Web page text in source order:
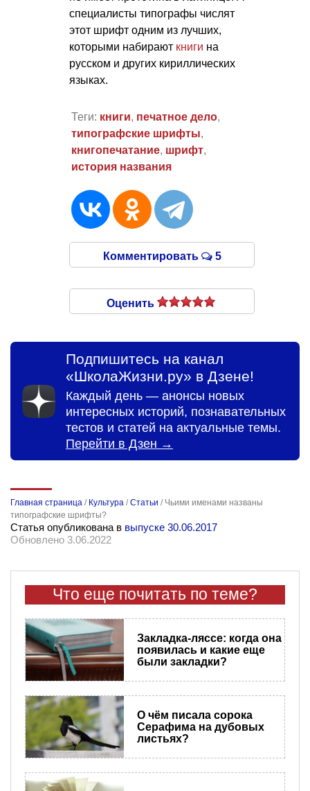
специалисты типографы числят
этот шрифт одним из лучших,
которыми набирают книги на
русском и других кириллических
языках.
Теги: книги, печатное дело,
типографские шрифты,
книгопечатание, шрифт,
история названия
Комментировать 5
Оценить
Подпишитесь на канал
«ШколаЖизни.ру» в Дзене!
Каждый день — анонсы новых
интересных историй, познавательных
тестов и статей на актуальные темы.
Перейти в Дзен →
Главная страница / Культура /Статьи / Чьими именами названы
типографские шрифты?
Статья опубликована в выпуске 30.06.2017
Обновлено 3.06.2022
Что еще почитать по теме?
Закладка-ляссе: когда она
появилась и какие еще
были закладки?
О чём писала сорока
Серафима на дубовых
листьях?